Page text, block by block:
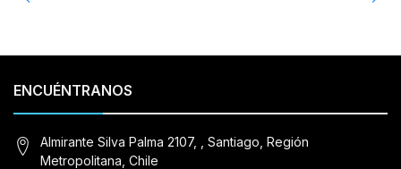
ENCUÉNTRANOS
Almirante Silva Palma 2107, , Santiago, Región
Metropolitana, Chile